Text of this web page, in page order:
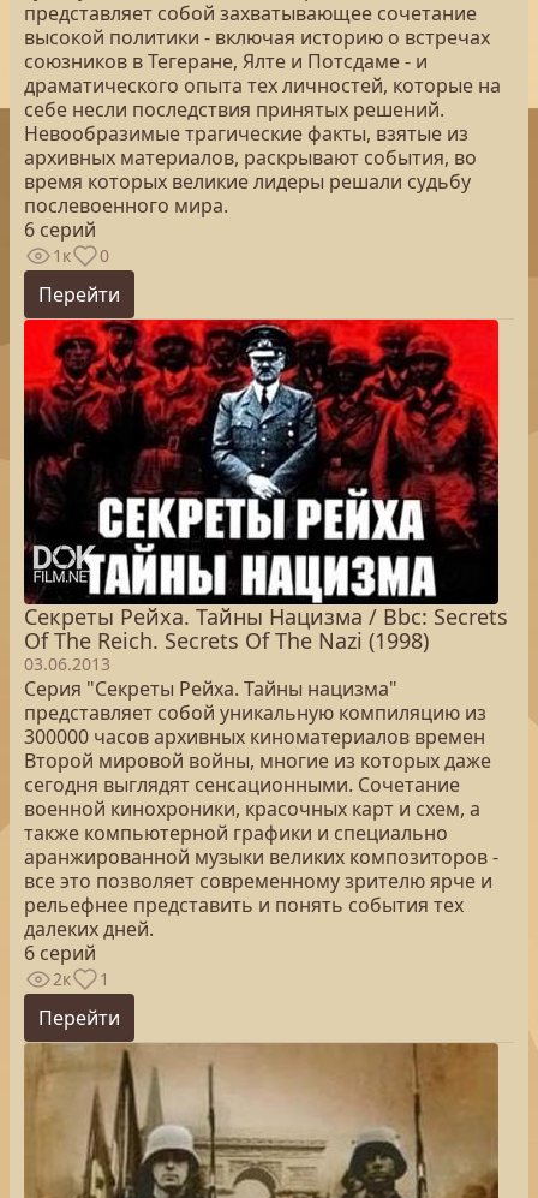
представляет собой захватывающее сочетание
высокой политики - включая историю о встречах
союзников в Тегеране, Ялте и Потсдаме - и
драматического опыта тех личностей, которые на
себе несли последствия принятых решений.
Невообразимые трагические факты, взятые из
архивных материалов, раскрывают события, во
время которых великие лидеры решали судьбу
послевоенного мира.
6 серий
1к 0
Перейти
Секреты Рейха. Тайны Нацизма / Bbc: Secrets
Of The Reich. Secrets Of The Nazi (1998)
03.06.2013
Серия "Секреты Рейха. Тайны нацизма"
представляет собой уникальную компиляцию из
300000 часов архивных киноматериалов времен
Второй мировой войны, многие из которых даже
сегодня выглядят сенсационными. Сочетание
военной кинохроники, красочных карт и схем, а
также компьютерной графики и специально
аранжированной музыки великих композиторов -
все это позволяет современному зрителю ярче и
рельефнее представить и понять события тех
далеких дней.
6 серий
2к 1
Перейти